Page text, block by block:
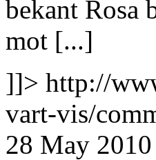
bekant Rosa
mot [...]
]]> http://
vart-vis/
28 May